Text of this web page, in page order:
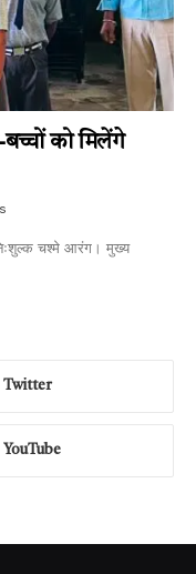
बच्चों को मिलेंगे
निःशुल्क चश्मे आरंग। मुख्य
Twitter
YouTube